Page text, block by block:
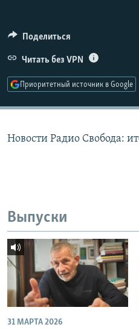
ПОДПИШИТЕСЬ НА
СОЦИАЛЬНЫЕ СЕТИ
Поделиться
Читать без VPN
Приоритетный источник в Google
Новости Радио Свобода:
Выпуски
31 МАРТА 2026